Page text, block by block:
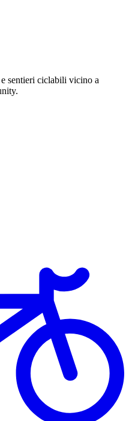
sentieri ciclabili vicino a